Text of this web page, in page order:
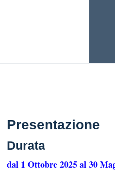
Presentazione
Durata
dal 1 Ottobre 2025 al 30